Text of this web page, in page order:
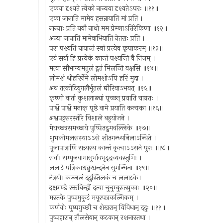
एकया दृश्यते त्वेको नान्यया दृश्यतेऽपरः ॥११॥
एका जानाति मामेव हसन्नायाति मां प्रति ।
नान्याः प्रति ययौ नाथो मम प्रेम्णाऽतिरेकिणा ॥१२॥
अन्या जानाति मामेवाभियाति नेतराः प्रति ।
परा पश्यति चायान्तं स्वां प्रत्येव कृपाकरम् ॥१३॥
एवं सर्वा हि प्रत्येकं कान्तं पश्यन्ति वै निजम् ।
मत्वा सौभाग्यमतुलं द्रुतं मिलन्ति वक्षसि ॥१४॥
लोमशं श्रीहरिर्नेमे लोमशोऽपि हरिं मुदा ।
अथ तत्कोटियुगलैर्भूतलं द्यौरिवाऽभवत् ॥१५॥
कृष्णो वार्तां कुशलाढ्यां पृच्छन् प्रयाति चाग्रतः ।
पार्श्वे पार्श्वे मनाक् पृष्ठे वामे प्रयाति कन्यका ॥१६॥
अश्वपट्टसरस्तीरे विशाले बहुयोजने ।
मेघच्छत्रसमच्छाये पुष्पितद्रुमवल्लिके ॥१७॥
शुभकोमलसस्याऽऽसे शीतगन्ध्यनिलाऽन्विते ।
पूजापात्राणि सन्न्यस्य कान्तं कृत्वाऽऽसने पुरः ॥१८॥
सर्वाः सम्पूजयामासुर्भावभृद्द्रव्यवस्तुभिः ।
ललाटे पत्रिकाश्चक्रुश्चन्दनेन सुगन्धिना ॥१९॥
नेत्रयोः कज्जलं ददुस्तिलकं च ललाटके।
दक्षगण्डे रक्तबिन्द्वीं दत्वा चुचुम्बुरुत्सुकाः ॥२०॥
मस्तके पुष्पमुकुटं मयूरपत्रकल्गिकम् ।
कर्णयोः पुष्पगुच्छौ च शेखरान् विविधान् ददुः ॥११॥
पुष्पहारान् तौलसेयान् कटकान् रशनास्तथा ।